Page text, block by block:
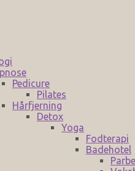
Pedicure
Pilates
Hårfjerning
Detox
Yoga
Fodterapi
Badehotel